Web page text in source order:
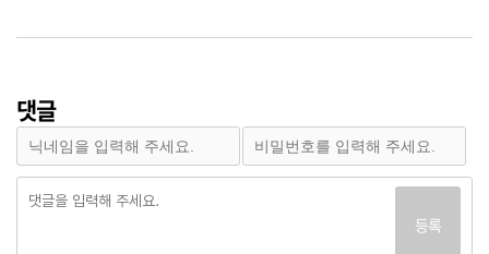
댓글
등록